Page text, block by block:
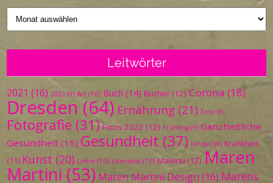
Vergangenes
Leitwörter
2021 (16) 2022 (9) Art (10) Buch (14) Bücher (12) Corona (18)
Dresden (64) Ernährung (21) Foto (9)
Fotografie (31) Fotos 2022 (12) Frühling (9) Ganzheitliche
Gesundheit (15) Gesundheit (37) Kinder (9) Krankheit
(11) Kunst (20) Liebe (10) Literatur (10) Malerei (12) Maren
Martini (53) Maren Martini Design (16) Marens